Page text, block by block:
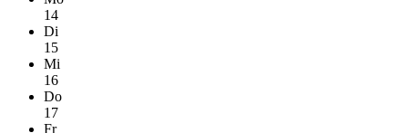
14
Di
15
Mi
16
Do
17
Fr